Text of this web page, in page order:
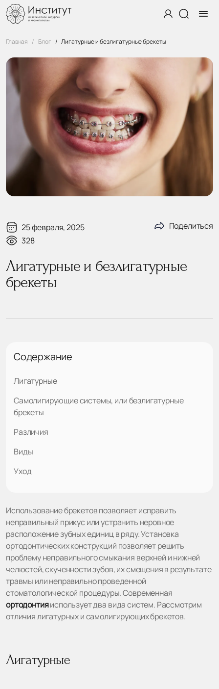
Главная Блог Лигатурные и безлигатурные брекеты
25 февраля, 2025
328
Поделиться
Лигатурные и безлигатурные
брекеты
Содержание
Лигатурные
Самолигирующие системы, или безлигатурные
брекеты
Различия
Виды
Уход
Использование брекетов позволяет исправить
неправильный прикус или устранить неровное
расположение зубных единиц в ряду. Установка
ортодонтических конструкций позволяет решить
проблему неправильного смыкания верхней и нижней
челюстей, скученности зубов, их смещения в результате
травмы или неправильно проведенной
стоматологической процедуры. Современная
ортодонтияиспользует два вида систем. Рассмотрим
отличия лигатурных и самолигирующих брекетов.
Лигатурные